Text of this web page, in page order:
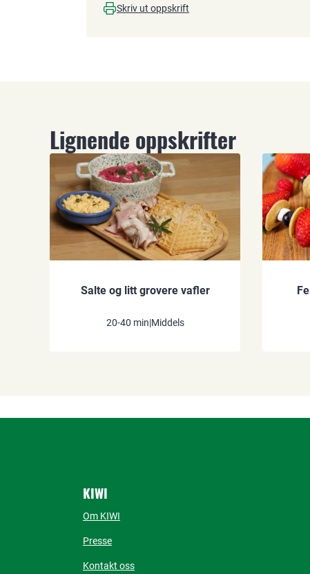
Skriv ut oppskrift
Lignende oppskrifter
Salte og litt grovere vafler
20-40 min|Middels
KIWI
Om KIWI
Presse
Kontakt oss